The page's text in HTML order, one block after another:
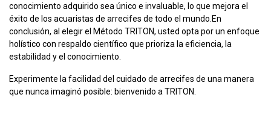
conocimiento adquirido sea único e invaluable, lo que mejora el
éxito de los acuaristas de arrecifes de todo el mundo.En
conclusión, al elegir el Método TRITON, usted opta por un enfoque
holístico con respaldo científico que prioriza la eficiencia, la
estabilidad y el conocimiento.
Experimente la facilidad del cuidado de arrecifes de una manera
que nunca imaginó posible: bienvenido a TRITON.